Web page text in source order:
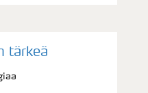
tärkeä